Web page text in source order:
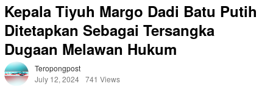
Kepala Tiyuh Margo Dadi Batu Putih
Ditetapkan Sebagai Tersangka
Dugaan Melawan Hukum
Teropongpost
July 12, 2024 741 Views